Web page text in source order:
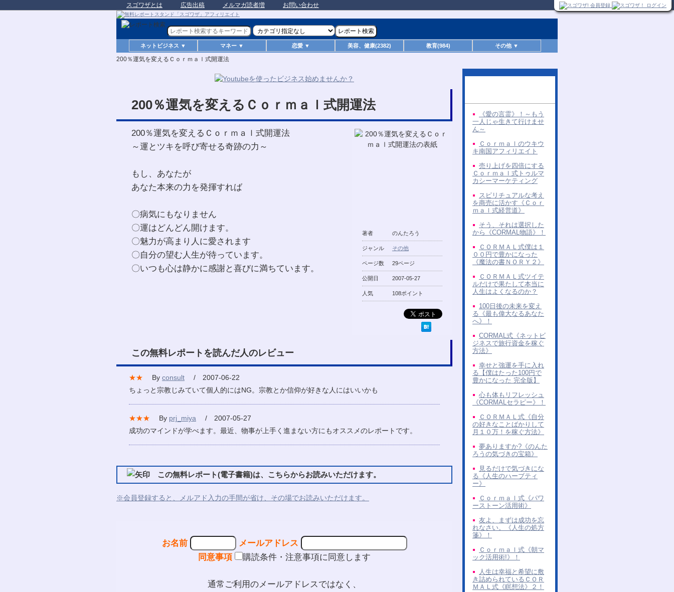
スゴワザとは 広告出稿 メルマガ読者増 お問い合わせ
ネットビジネス ▼ マネー ▼ 恋愛 ▼ 美容、健康(2382) 教育(984) その他 ▼
200％運気を変えるＣｏｒｍａｌ式開運法
200％運気を変えるＣｏｒｍａｌ式開運法
著者 のんたろう
ジャンル その他
ページ数 29ページ
公開日 2007-05-27
人気 108ポイント
200％運気を変えるＣｏｒｍａｌ式開運法
～運とツキを呼び寄せる奇跡の力～
もし、あなたが
あなた本来の力を発揮すれば
〇病気にもなりません
〇運はどんどん開けます。
〇魅力が高まり人に愛されます
〇自分の望む人生が待っています。
〇いつも心は静かに感謝と喜びに満ちています。
この無料レポートを読んだ人のレビュー
★★ By consult / 2007-06-22
ちょっと宗教じみていて個人的にはNG。宗教とか信仰が好きな人にはいいかも
★★★ By prj_miya / 2007-05-27
成功のマインドが学べます。最近、物事が上手く進まない方にもオススメのレポートです。
この無料レポート(電子書籍)は、こちらからお読みいただけます。
※会員登録すると、メルアド入力の手間が省け、その場でお読みいただけます。
お名前
メールアドレス
同意事項
購読条件・注意事項に同意します
通常ご利用のメールアドレスではなく、
《愛の言霊》！～もう
一人じゃ生きて行けませ
ん～
Ｃｏｒｍａｌのウキウ
キ南国アフィリエイト
売り上げを四倍にする
Ｃｏｒｍａｌ式トゥルマ
カシーマーケティング
スピリチュアルな考え
を商売に活かす《Ｃｏｒ
ｍａｌ式経営道》
そう、それは選択した
から《CORMAL物語》！
ＣＯＲＭＡＬ式僕は１
００円で豊かになった
《魔法の書ＮＯＲＹ２》
ＣＯＲＭＡＬ式ツイテ
ルだけで果たして本当に
人生はよくなるのか？
100日後の未来を変え
る《最も偉大なるあなた
へ》！
CORMAL式《ネットビ
ジネスで旅行資金を稼ぐ
方法》
幸せと強運を手に入れ
る【僕はたった100円で
豊かになった 完全版】
心も体もリフレッシュ
《CORMALセラピー》！
ＣＯＲＭＡＬ式《自分
の好きなことばかりして
月１０万！を稼ぐ方法》
夢ありますか?《のんた
ろうの気づきの宝箱》
見るだけで気づきにな
る《人生のハーブティ
ー》
Ｃｏｒｍａｌ式《パワ
ーストーン活用術》
友よ、まずは成功を忘
れなさい。《人生の処方
箋》！
Ｃｏｒｍａｌ式《朝マ
ック活用術!》！
人生は幸福と希望に敷
き詰められているＣＯＲ
ＭＡＬ式《瞑想法》２！